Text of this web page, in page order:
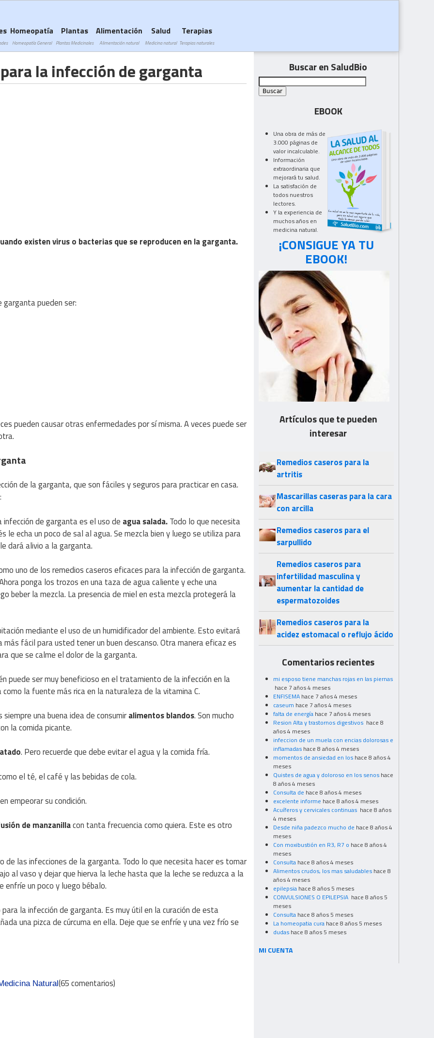
la infección de garganta
existen virus o bacterias que se reproducen en la garganta.
garganta pueden ser:
pueden causar otras enfermedades por sí misma. A veces puede ser
de la garganta, que son fáciles y seguros para practicar en casa.
de garganta es el uso de agua salada.Todo lo que necesita
le echa un poco de sal al agua. Se mezcla bien y luego se utiliza para
dará alivio a la garganta.
uno de los remedios caseros eficaces para la infección de garganta.
ponga los trozos en una taza de agua caliente y eche una
beber la mezcla. La presencia de miel en esta mezcla protegerá la
mediante el uso de un humidificador del ambiente. Esto evitará
fácil para usted tener un buen descanso. Otra manera eficaz es
que se calme el dolor de la garganta.
puede ser muy beneficioso en el tratamiento de la infección en la
la fuente más rica en la naturaleza de la vitamina C.
una buena idea de consumiralimentos blandos. Son mucho
la comida picante.
. Pero recuerde que debe evitar el agua y la comida fría.
el té, el café y las bebidas de cola.
empeorar su condición.
de manzanillacon tanta frecuencia como quiera. Este es otro
de las infecciones de la garganta. Todo lo que necesita hacer es tomar
al vaso y dejar que hierva la leche hasta que la leche se reduzca a la
enfríe un poco y luego bébalo.
la infección de garganta. Es muy útil en la curación de esta
una pizca de cúrcuma en ella. Deje que se enfríe y una vez frío se
Natural(65 comentarios)
Homeopatía
Homeopatía General
Plantas
Plantas Medicinales
Alimentación
Alimentación natural
Salud
Medicina natural
Terapias
Terapias naturales
Buscar en SaludBio
EBOOK
Una obra de más de
3.000 páginas de
valor incalculable.
Información
extraordinaria que
mejorará tu salud.
La satisfación de
todos nuestros
lectores.
Y la experiencia de
muchos años en
medicina natural.
¡CONSIGUE YA TU
EBOOK!
Artículos que te pueden
interesar
Remedios caseros para la
artritis
Mascarillas caseras para la cara
con arcilla
Remedios caseros para el
sarpullido
Remedios caseros para
infertilidad masculina y
aumentar la cantidad de
espermatozoides
Remedios caseros para la
acidez estomacal o reflujo ácido
Comentarios recientes
mi esposo tiene manchas rojas en las piernas
hace 7 años 4 meses
ENFISEMA hace 7 años 4 meses
caseum hace 7 años 4 meses
falta de energía hace 7 años 4 meses
Resion Alta y trastornos digestivos hace 8
años 4 meses
infeccion de un muela con encias dolorosas e
inflamadas hace 8 años 4 meses
momentos de ansiedad en los hace 8 años 4
meses
Quistes de agua y doloroso en los senos hace
8 años 4 meses
Consulta de hace 8 años 4 meses
excelente informe hace 8 años 4 meses
Acuíferos y cervicales continuas hace 8 años
4 meses
Desde niña padezco mucho de hace 8 años 4
meses
Con moxibustión en R3, R7 o hace 8 años 4
meses
Consulta hace 8 años 4 meses
Alimentos crudos, los mas saludables hace 8
años 4 meses
epilepsia hace 8 años 5 meses
CONVULSIONES O EPILEPSIA hace 8 años 5
meses
Consulta hace 8 años 5 meses
La homeopatia cura hace 8 años 5 meses
dudas hace 8 años 5 meses
MI CUENTA